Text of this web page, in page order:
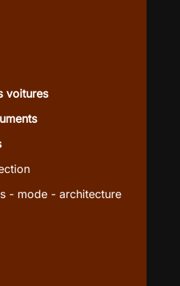
voitures
- mode - architecture